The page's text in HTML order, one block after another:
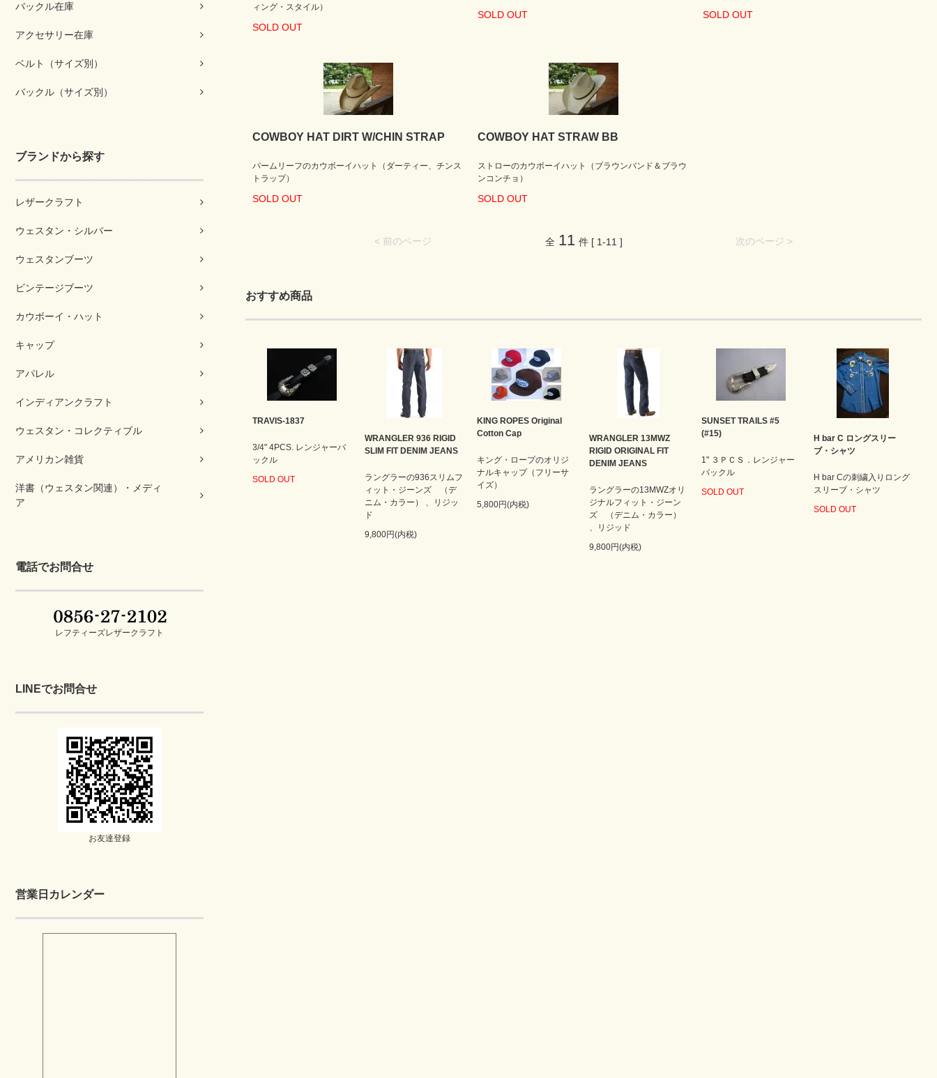
バックル在庫
アクセサリー在庫
ベルト（サイズ別）
バックル（サイズ別）
ブランドから探す
レザークラフト
ウェスタン・シルバー
ウェスタンブーツ
ビンテージブーツ
カウボーイ・ハット
キャップ
アパレル
インディアンクラフト
ウェスタン・コレクティブル
アメリカン雑貨
洋書（ウェスタン関連）・メディ
ア
電話でお問合せ
レフティーズレザークラフト
LINEでお問合せ
お友達登録
営業日カレンダー
ィング・スタイル）
SOLD OUT
SOLD OUT SOLD OUT
COWBOY HAT DIRT W/CHIN STRAP
パームリーフのカウボーイハット（ダーティー、チンス
トラップ）
SOLD OUT
COWBOY HAT STRAW BB
ストローのカウボーイハット（ブラウンバンド＆ブラウ
ンコンチョ）
SOLD OUT
< 前のページ 次のページ >
全 11 件 [ 1-11 ]
おすすめ商品
TRAVIS-1837
3/4" 4PCS. レンジャーバ
ックル
SOLD OUT
WRANGLER 936 RIGID
SLIM FIT DENIM JEANS
ラングラーの936スリムフ
ィット・ジーンズ （デ
ニム・カラー） 、リジッ
ド
9,800円(内税)
KING ROPES Original
Cotton Cap
キング・ロープのオリジ
ナルキャップ（フリーサ
イズ）
5,800円(内税)
WRANGLER 13MWZ
RIGID ORIGINAL FIT
DENIM JEANS
ラングラーの13MWZオリ
ジナルフィット・ジーン
ズ （デニム・カラー）
、リジッド
9,800円(内税)
SUNSET TRAILS #5
(#15)
1" ３ＰＣＳ．レンジャー
バックル
SOLD OUT
H bar C ロングスリー
ブ・シャツ
H bar Cの刺繍入りロング
スリーブ・シャツ
SOLD OUT